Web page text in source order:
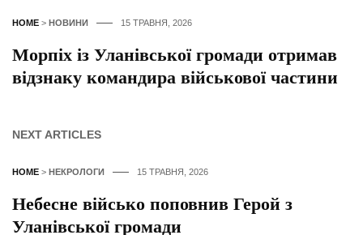
HOME > НОВИНИ 15 ТРАВНЯ, 2026
Морпіх із Уланівської громади отримав
відзнаку командира військової частини
NEXT ARTICLES
HOME > НЕКРОЛОГИ 15 ТРАВНЯ, 2026
Небесне військо поповнив Герой з
Уланівської громади